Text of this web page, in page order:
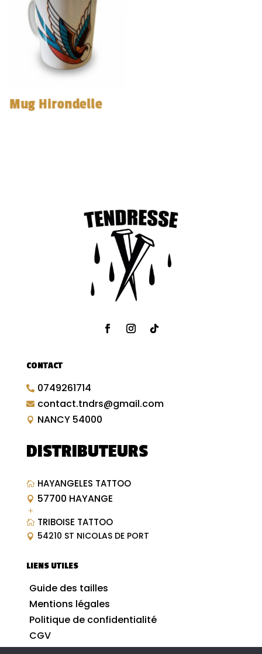
Mug Hirondelle
CONTACT
 0749261714
 contact.tndrs@gmail.com
 NANCY 54000
DISTRIBUTEURS
 HAYANGELES TATTOO
 57700 HAYANGE
L
 TRIBOISE TATTOO
 54210 ST NICOLAS DE PORT
LIENS UTILES
Guide des tailles
Mentions légales
Politique de confidentialité
CGV